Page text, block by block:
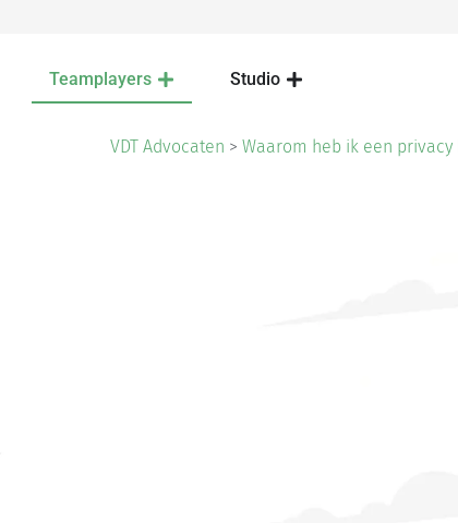
Teamplayers Studio
VDT Advocaten > Waarom heb ik een